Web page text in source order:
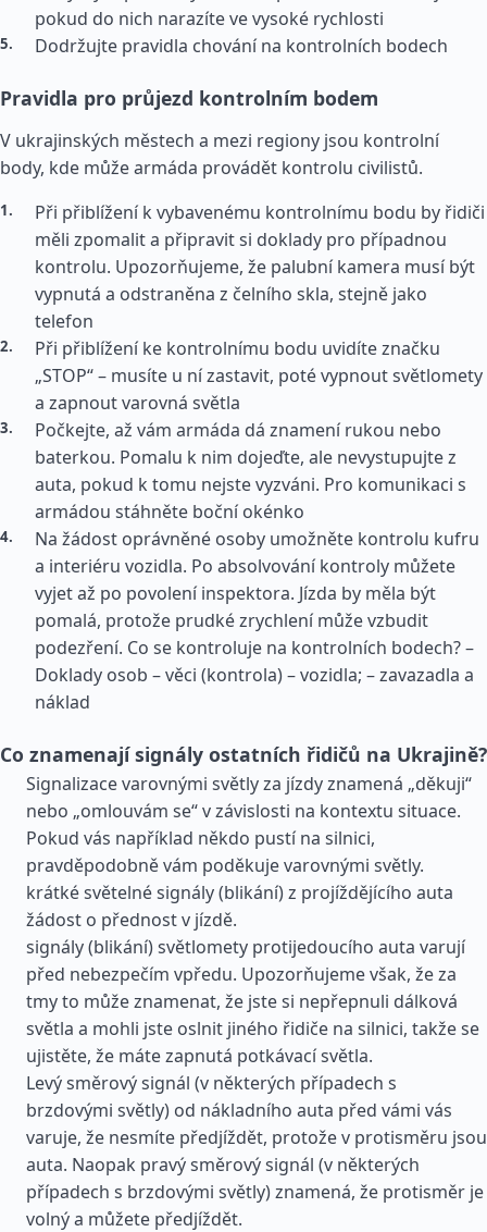
pokud do nich narazíte ve vysoké rychlosti
Dodržujte pravidla chování na kontrolních bodech
Pravidla pro průjezd kontrolním bodem
V ukrajinských městech a mezi regiony jsou kontrolní
body, kde může armáda provádět kontrolu civilistů.
Při přiblížení k vybavenému kontrolnímu bodu by řidiči
měli zpomalit a připravit si doklady pro případnou
kontrolu. Upozorňujeme, že palubní kamera musí být
vypnutá a odstraněna z čelního skla, stejně jako
telefon
Při přiblížení ke kontrolnímu bodu uvidíte značku
„STOP“ – musíte u ní zastavit, poté vypnout světlomety
a zapnout varovná světla
Počkejte, až vám armáda dá znamení rukou nebo
baterkou. Pomalu k nim dojeďte, ale nevystupujte z
auta, pokud k tomu nejste vyzváni. Pro komunikaci s
armádou stáhněte boční okénko
Na žádost oprávněné osoby umožněte kontrolu kufru
a interiéru vozidla. Po absolvování kontroly můžete
vyjet až po povolení inspektora. Jízda by měla být
pomalá, protože prudké zrychlení může vzbudit
podezření. Co se kontroluje na kontrolních bodech? –
Doklady osob – věci (kontrola) – vozidla; – zavazadla a
náklad
Co znamenají signály ostatních řidičů na Ukrajině?
Signalizace varovnými světly za jízdy znamená „děkuji“
nebo „omlouvám se“ v závislosti na kontextu situace.
Pokud vás například někdo pustí na silnici,
pravděpodobně vám poděkuje varovnými světly.
krátké světelné signály (blikání) z projíždějícího auta
žádost o přednost v jízdě.
signály (blikání) světlomety protijedoucího auta varují
před nebezpečím vpředu. Upozorňujeme však, že za
tmy to může znamenat, že jste si nepřepnuli dálková
světla a mohli jste oslnit jiného řidiče na silnici, takže se
ujistěte, že máte zapnutá potkávací světla.
Levý směrový signál (v některých případech s
brzdovými světly) od nákladního auta před vámi vás
varuje, že nesmíte předjíždět, protože v protisměru jsou
auta. Naopak pravý směrový signál (v některých
případech s brzdovými světly) znamená, že protisměr je
volný a můžete předjíždět.